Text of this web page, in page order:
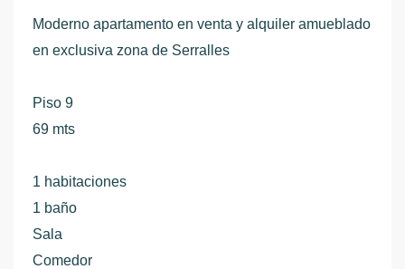
Moderno apartamento en venta y alquiler amueblado
en exclusiva zona de Serralles
Piso 9
69 mts
1 habitaciones
1 baño
Sala
Comedor